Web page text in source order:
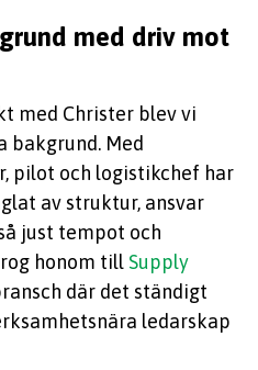
med driv mot
med Christer blev vi
bakgrund. Med
pilot och logistikchef har
av struktur, ansvar
just tempot och
honom till Supply
där det ständigt
ledarskap